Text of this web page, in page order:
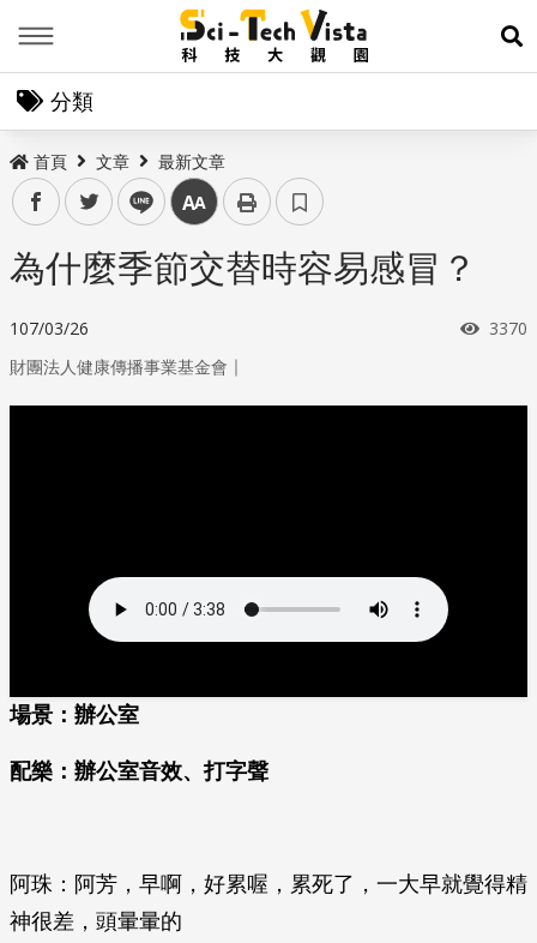
展
分類
首頁 文章 最新文章
facebooktwitter line 中
為什麼季節交替時容易感冒？
107/03/26 瀏覽
3370
財團法人健康傳播事業基金會 ｜
場景：辦公室
配樂：辦公室音效、打字聲
阿珠：阿芳，早啊，好累喔，累死了，一大早就覺得精
神很差，頭暈暈的